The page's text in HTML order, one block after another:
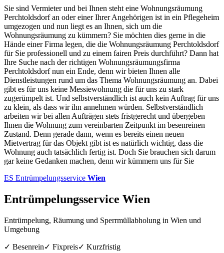
Sie sind Vermieter und bei Ihnen steht eine Wohnungsräumung
Perchtoldsdorf an oder einer Ihrer Angehörigen ist in ein Pflegeheim
umgezogen und nun liegt es an Ihnen, sich um die
Wohnungsräumung zu kümmern? Sie möchten dies gerne in die
Hände einer Firma legen, die die Wohnungsräumung Perchtoldsdorf
für Sie professionell und zu einem fairen Preis durchführt? Dann hat
Ihre Suche nach der richtigen Wohnungsräumungsfirma
Perchtoldsdorf nun ein Ende, denn wir bieten Ihnen alle
Dienstleistungen rund um das Thema Wohnungsräumung an. Dabei
gibt es für uns keine Messiewohnung die für uns zu stark
zugerümpelt ist. Und selbstverständlich ist auch kein Auftrag für uns
zu klein, als dass wir ihn annehmen würden. Selbstverständlich
arbeiten wir bei allen Aufträgen stets fristgerecht und übergeben
Ihnen die Wohnung zum vereinbarten Zeitpunkt im besenreinen
Zustand. Denn gerade dann, wenn es bereits einen neuen
Mietvertrag für das Objekt gibt ist es natürlich wichtig, dass die
Wohnung auch tatsächlich fertig ist. Doch Sie brauchen sich darum
gar keine Gedanken machen, denn wir kümmern uns für Sie
ES Entrümpelungsservice Wien
Entrümpelungsservice Wien
Entrümpelung, Räumung und Sperrmüllabholung in Wien und
Umgebung
✓ Besenrein✓ Fixpreis✓ Kurzfristig